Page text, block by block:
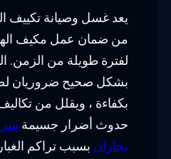
يعد غسل وصيانة تكييف
من ضمان عمل مكيف
لفترة طويلة من الزمن.
بشكل صحيح ضروريان
بكفاءة ، ويقلل من
حدوث أضرار جسيمة
بجازان بسبب تراكم